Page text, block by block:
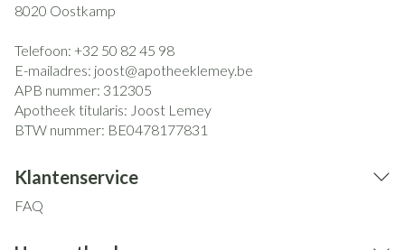
8020 Oostkamp
Telefoon: +32 50 82 45 98
E-mailadres: joost@apotheeklemey.be
APB nummer: 312305
Apotheek titularis: Joost Lemey
BTW nummer: BE0478177831
Klantenservice
FAQ